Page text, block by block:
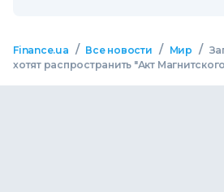
Finance.ua / Все новости / Мир /
хотят распространить "Акт